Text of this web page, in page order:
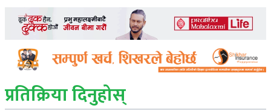
प्रतिक्रिया दिनुहोस्